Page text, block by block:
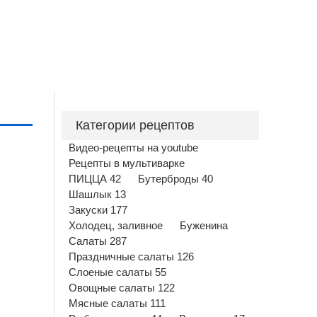
Категории рецептов
Видео-рецепты на youtube
Рецепты в мультиварке
ПИЦЦА 42
Бутерброды 40
Шашлык 13
Закуски 177
Холодец, заливное
Буженина
Салаты 287
Праздничные салаты 126
Слоеные салаты 55
Овощные салаты 122
Мясные салаты 111